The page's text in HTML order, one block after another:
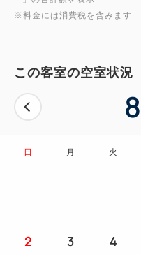
※料金には消費税を含みます
この客室の空室状況
8
日 月 火
2 3 4